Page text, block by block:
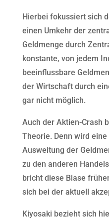
Hierbei fokussiert sich
einen Umkehr der
Geldmenge durch
konstante, von jedem
beeinflussbare
der Wirtschaft durch
gar nicht möglich.
Auch der Aktien-Crash
Theorie. Denn wird
Ausweitung der
zu den anderen
bricht diese Blase
sich bei der aktuell
Kiyosaki bezieht sich